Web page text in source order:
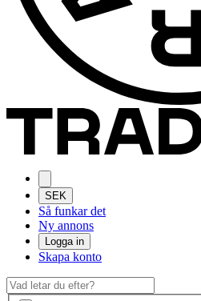
SEK
Så funkar det
Ny annons
Logga in
Skapa konto